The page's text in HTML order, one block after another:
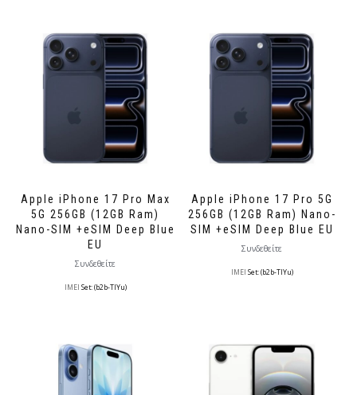
Apple iPhone 17 Pro Max
5G 256GB (12GB Ram)
Nano-SIM +eSIM Deep Blue
EU
Συνδεθείτε
IMEI Set: (b2b-TlYu)
Apple iPhone 17 Pro 5G
256GB (12GB Ram) Nano-
SIM +eSIM Deep Blue EU
Συνδεθείτε
IMEI Set: (b2b-TlYu)